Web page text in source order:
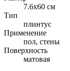
7.6x60 см
Тип
плинтус
Применение
пол, стены
Поверхность
матовая